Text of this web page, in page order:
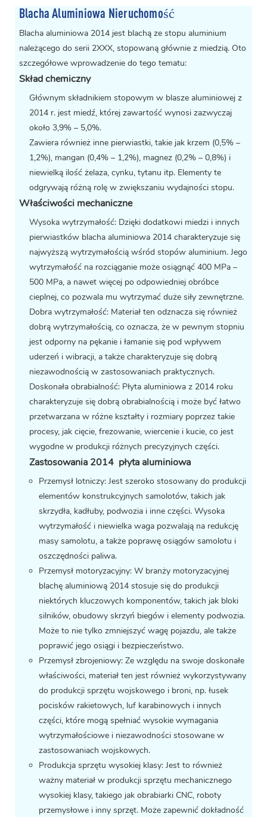
Blacha Aluminiowa Nieruchomość
Blacha aluminiowa 2014 jest blachą ze stopu aluminium
należącego do serii 2XXX, stopowaną głównie z miedzią. Oto
szczegółowe wprowadzenie do tego tematu:
Skład chemiczny
Głównym składnikiem stopowym w blasze aluminiowej z
2014 r. jest miedź, której zawartość wynosi zazwyczaj
około 3,9% – 5,0%.
Zawiera również inne pierwiastki, takie jak krzem (0,5% –
1,2%), mangan (0,4% – 1,2%), magnez (0,2% – 0,8%) i
niewielką ilość żelaza, cynku, tytanu itp. Elementy te
odgrywają różną rolę w zwiększaniu wydajności stopu.
Właściwości mechaniczne
Wysoka wytrzymałość: Dzięki dodatkowi miedzi i innych
pierwiastków blacha aluminiowa 2014 charakteryzuje się
najwyższą wytrzymałością wśród stopów aluminium. Jego
wytrzymałość na rozciąganie może osiągnąć 400 MPa –
500 MPa, a nawet więcej po odpowiedniej obróbce
cieplnej, co pozwala mu wytrzymać duże siły zewnętrzne.
Dobra wytrzymałość: Materiał ten odznacza się również
dobrą wytrzymałością, co oznacza, że ​​w pewnym stopniu
jest odporny na pękanie i łamanie się pod wpływem
uderzeń i wibracji, a także charakteryzuje się dobrą
niezawodnością w zastosowaniach praktycznych.
Doskonała obrabialność: Płyta aluminiowa z 2014 roku
charakteryzuje się dobrą obrabialnością i może być łatwo
przetwarzana w różne kształty i rozmiary poprzez takie
procesy, jak cięcie, frezowanie, wiercenie i kucie, co jest
wygodne w produkcji różnych precyzyjnych części.
Zastosowania 2014 płyta aluminiowa
Przemysł lotniczy: Jest szeroko stosowany do produkcji
elementów konstrukcyjnych samolotów, takich jak
skrzydła, kadłuby, podwozia i inne części. Wysoka
wytrzymałość i niewielka waga pozwalają na redukcję
masy samolotu, a także poprawę osiągów samolotu i
oszczędności paliwa.
Przemysł motoryzacyjny: W branży motoryzacyjnej
blachę aluminiową 2014 stosuje się do produkcji
niektórych kluczowych komponentów, takich jak bloki
silników, obudowy skrzyń biegów i elementy podwozia.
Może to nie tylko zmniejszyć wagę pojazdu, ale także
poprawić jego osiągi i bezpieczeństwo.
Przemysł zbrojeniowy: Ze względu na swoje doskonałe
właściwości, materiał ten jest również wykorzystywany
do produkcji sprzętu wojskowego i broni, np. łusek
pocisków rakietowych, luf karabinowych i innych
części, które mogą spełniać wysokie wymagania
wytrzymałościowe i niezawodności stosowane w
zastosowaniach wojskowych.
Produkcja sprzętu wysokiej klasy: Jest to również
ważny materiał w produkcji sprzętu mechanicznego
wysokiej klasy, takiego jak obrabiarki CNC, roboty
przemysłowe i inny sprzęt. Może zapewnić dokładność